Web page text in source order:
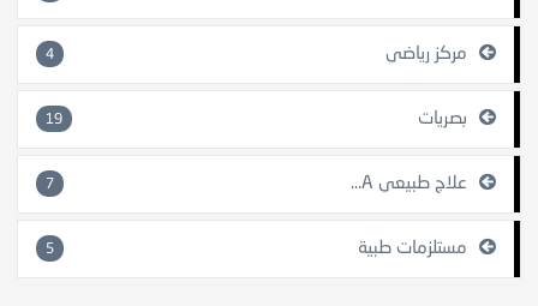
مركز رياضي 4
بصريات 19
علاج طبيعي SPA 7
مستلزمات طبية 5